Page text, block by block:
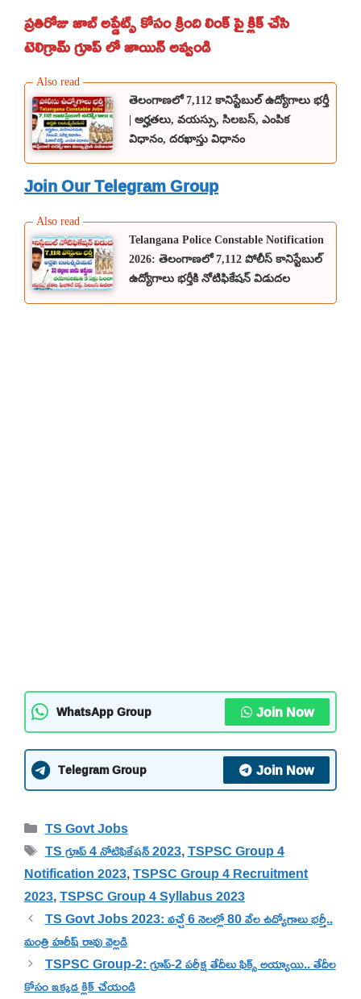
ప్రతిరోజు జాబ్ అప్డేట్స్ కోసం క్రింది లింక్ పై క్లిక్ చేసి
టెలిగ్రామ్ గ్రూప్ లో జాయిన్ అవ్వండి
తెలంగాణలో 7,112 కానిస్టేబుల్ ఉద్యోగాలు భర్తీ
| అర్హతలు, వయస్సు, సిలబస్, ఎంపిక
విధానం, దరఖాస్తు విధానం
Join Our Telegram Group
Telangana Police Constable Notification
2026: తెలంగాణలో 7,112 పోలీస్ కానిస్టేబుల్
ఉద్యోగాలు భర్తీకి నోటిఫికేషన్ విడుదల
WhatsApp Group Join Now
Telegram Group Join Now
Categories
TS Govt Jobs
Tags
TS గ్రూప్ 4 నోటిఫికేషన్ 2023,TSPSC Group 4
Notification 2023,TSPSC Group 4 Recruitment
2023,TSPSC Group 4 Syllabus 2023
TS Govt Jobs 2023: వచ్చే 6 నెలల్లో 80 వేల ఉద్యోగాలు భర్తీ..
మంత్రి హరీష్ రావు వెల్లడి
TSPSC Group-2: గ్రూప్-2 పరీక్ష తేదీలు ఫిక్స్ అయ్యాయి.. తేదీల
కోసం ఇక్కడ క్లిక్ చేయండి